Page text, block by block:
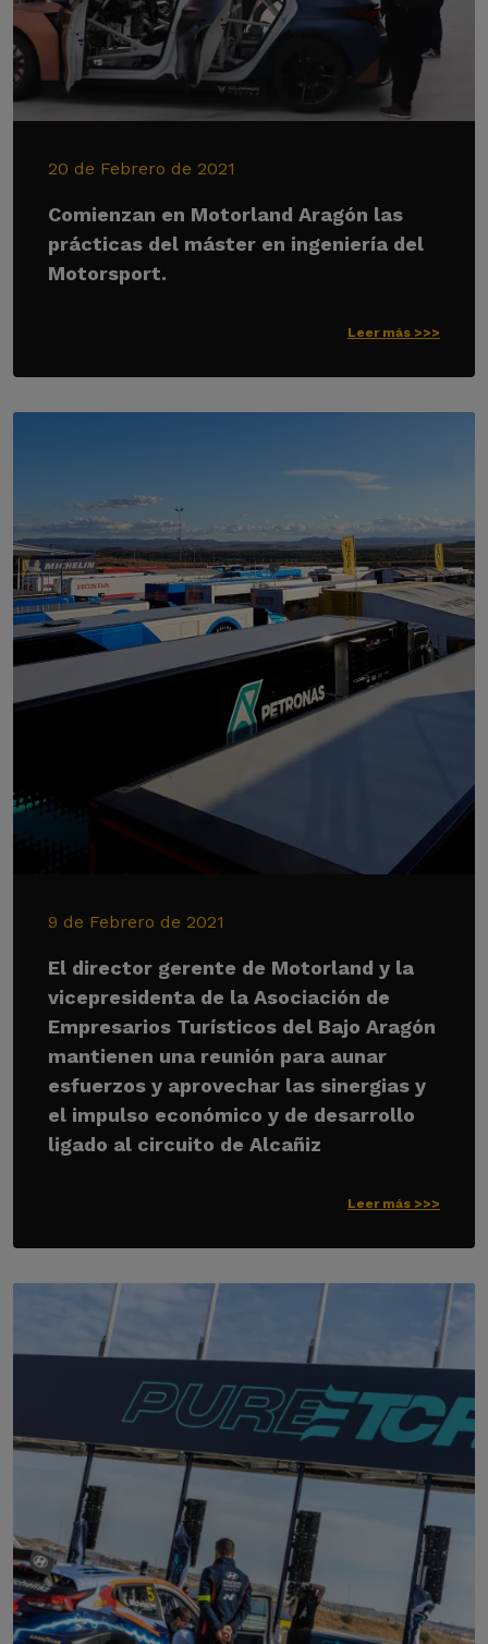
20 de Febrero de 2021
Comienzan en Motorland Aragón las
prácticas del máster en ingeniería del
Motorsport.
Leer más >>>
9 de Febrero de 2021
El director gerente de Motorland y la
vicepresidenta de la Asociación de
Empresarios Turísticos del Bajo Aragón
mantienen una reunión para aunar
esfuerzos y aprovechar las sinergias y
el impulso económico y de desarrollo
ligado al circuito de Alcañiz
Leer más >>>